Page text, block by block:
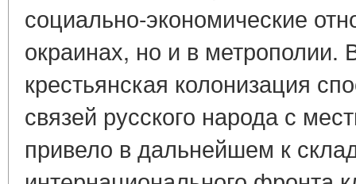
социально-экономические
окраинах, но и в метрополии.
крестьянская колонизация
связей русского народа с
привело в дальнейшем к